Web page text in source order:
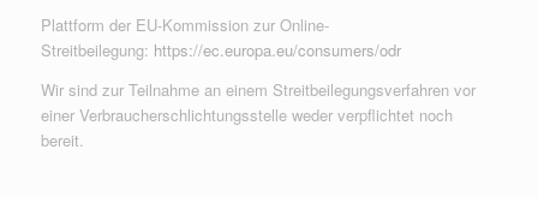
Plattform der EU-Kommission zur Online-
Streitbeilegung: https://ec.europa.eu/consumers/odr
Wir sind zur Teilnahme an einem Streitbeilegungsverfahren vor
einer Verbraucherschlichtungsstelle weder verpflichtet noch
bereit.